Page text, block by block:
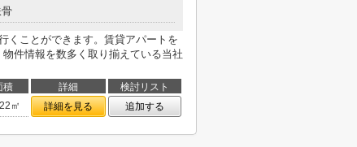
くことができます。賃貸アパートを
件情報を数多く取り揃えている当社
積 詳細
検討リスト
㎡ 詳細を見る 追加する